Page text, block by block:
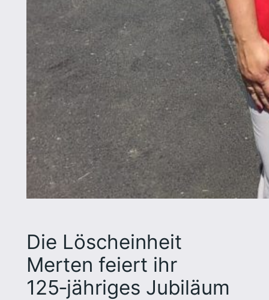
Die Löscheinheit
Merten feiert ihr
125‑jähriges Jubiläum